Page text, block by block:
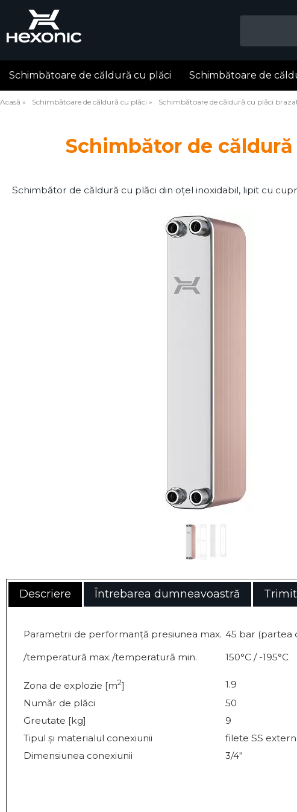
Schimbătoare de căldură cu plăci Schimbătoare de
Acasă Schimbătoare de căldură cu plăci Schimbătoare de căldură cu plăci
Schimbător de
Schimbător de căldură cu plăci din oțel inoxidabil, lipit cu
Descriere Întrebarea dumneavoastră
Parametrii de performanță presiunea max.
/temperatură max./temperatură min.
45 bar (partea
150°C / -195°C
Zona de explozie [m2]
1.9
Număr de plăci
50
Greutate [kg]
9
Tipul și materialul conexiunii
filete SS
Dimensiunea conexiunii
3/4"